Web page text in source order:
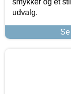
udvalg.